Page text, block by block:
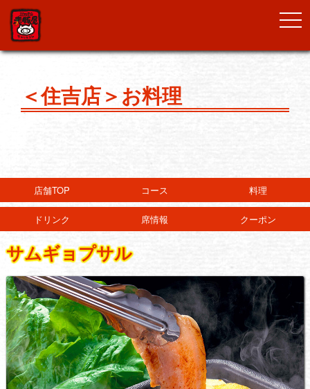
＜住吉店＞お料理
店舗TOP コース 料理
ドリンク 席情報 クーポン
サムギョプサル